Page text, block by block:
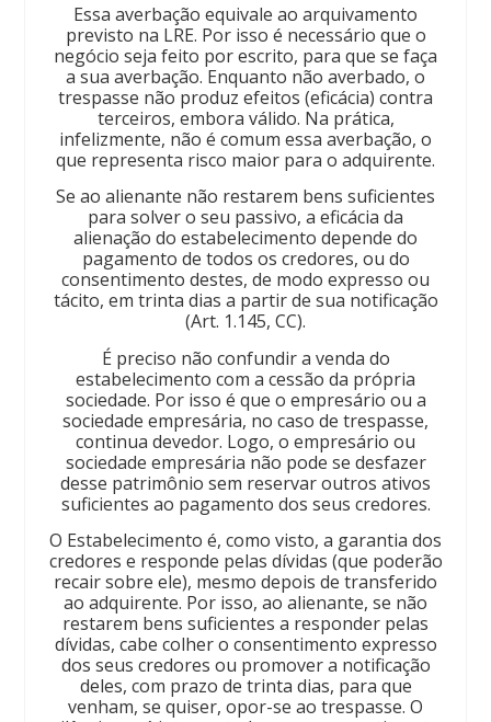
Essa averbação equivale ao arquivamento
previsto na LRE. Por isso é necessário que o
negócio seja feito por escrito, para que se faça
a sua averbação. Enquanto não averbado, o
trespasse não produz efeitos (eficácia) contra
terceiros, embora válido. Na prática,
infelizmente, não é comum essa averbação, o
que representa risco maior para o adquirente.
Se ao alienante não restarem bens suficientes
para solver o seu passivo, a eficácia da
alienação do estabelecimento depende do
pagamento de todos os credores, ou do
consentimento destes, de modo expresso ou
tácito, em trinta dias a partir de sua notificação
(Art. 1.145, CC).
É preciso não confundir a venda do
estabelecimento com a cessão da própria
sociedade. Por isso é que o empresário ou a
sociedade empresária, no caso de trespasse,
continua devedor. Logo, o empresário ou
sociedade empresária não pode se desfazer
desse patrimônio sem reservar outros ativos
suficientes ao pagamento dos seus credores.
O Estabelecimento é, como visto, a garantia dos
credores e responde pelas dívidas (que poderão
recair sobre ele), mesmo depois de transferido
ao adquirente. Por isso, ao alienante, se não
restarem bens suficientes a responder pelas
dívidas, cabe colher o consentimento expresso
dos seus credores ou promover a notificação
deles, com prazo de trinta dias, para que
venham, se quiser, opor-se ao trespasse. O